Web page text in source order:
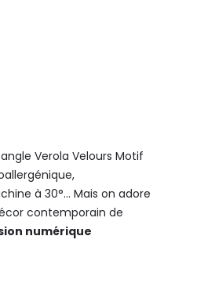
Verola Velours Motif
à 30°... Mais on adore
contemporain de
numérique